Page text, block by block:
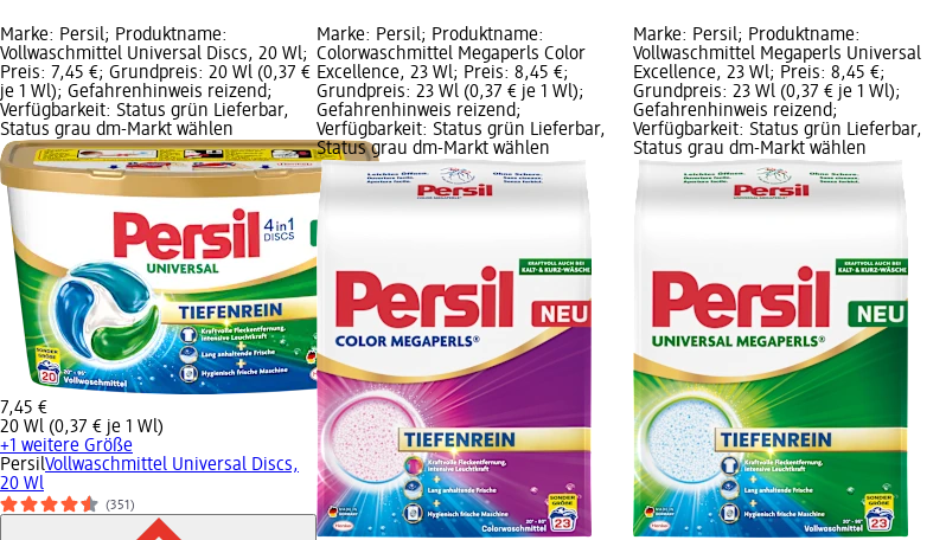
Marke: Persil; Produktname:
Vollwaschmittel Universal Discs, 20 Wl;
Preis: 7,45 €; Grundpreis: 20 Wl (0,37 €
je 1 Wl); Gefahrenhinweis reizend;
Verfügbarkeit: Status grün Lieferbar,
Status grau dm-Markt wählen
7,45 €
20 Wl (0,37 € je 1 Wl)
+1 weitere Größe
PersilVollwaschmittel Universal Discs,
20 Wl
(351)
Marke: Persil; Produktname:
Colorwaschmittel Megaperls Color
Excellence, 23 Wl; Preis: 8,45 €;
Grundpreis: 23 Wl (0,37 € je 1 Wl);
Gefahrenhinweis reizend;
Verfügbarkeit: Status grün Lieferbar,
Status grau dm-Markt wählen
Marke: Persil; Produktname:
Vollwaschmittel Megaperls Universal
Excellence, 23 Wl; Preis: 8,45 €;
Grundpreis: 23 Wl (0,37 € je 1 Wl);
Gefahrenhinweis reizend;
Verfügbarkeit: Status grün Lieferbar,
Status grau dm-Markt wählen